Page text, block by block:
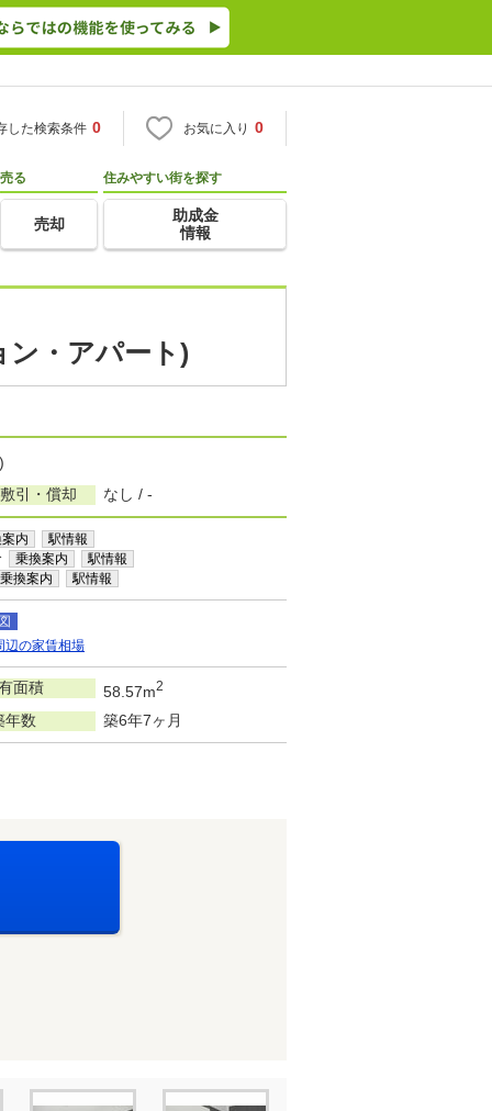
した検索条件 0 お気に入り 0
売る
売却
住みやすい街を探す
助成金
情報
ン・アパート)
引・償却 なし / -
内 駅情報
乗換案内 駅情報
乗換案内 駅情報
辺の家賃相場
面積 58.57m2
年数 築6年7ヶ月